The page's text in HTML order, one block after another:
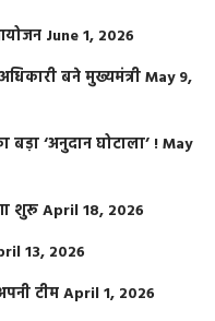
June 1, 2026
बने मुख्यमंत्रीMay 9,
‘अनुदान घोटाला’ !May
शुरूApril 18, 2026
13, 2026
टीमApril 1, 2026